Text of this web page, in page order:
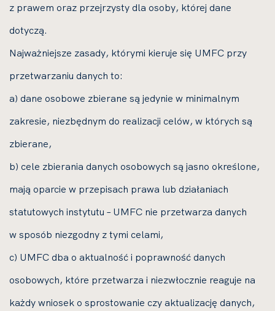
z prawem oraz przejrzysty dla osoby, której dane
dotyczą.
Najważniejsze zasady, którymi kieruje się UMFC przy
przetwarzaniu danych to:
a) dane osobowe zbierane są jedynie w minimalnym
zakresie, niezbędnym do realizacji celów, w których są
zbierane,
b) cele zbierania danych osobowych są jasno określone,
mają oparcie w przepisach prawa lub działaniach
statutowych instytutu – UMFC nie przetwarza danych
w sposób niezgodny z tymi celami,
c) UMFC dba o aktualność i poprawność danych
osobowych, które przetwarza i niezwłocznie reaguje na
każdy wniosek o sprostowanie czy aktualizację danych,